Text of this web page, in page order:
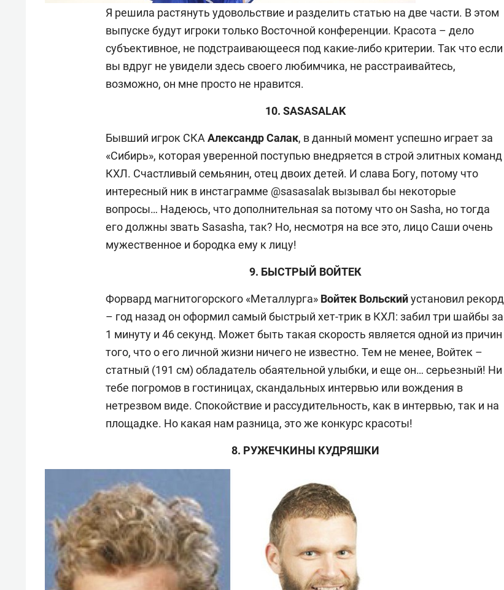
Я решила растянуть удовольствие и разделить статью на две части. В этом
выпуске будут игроки только Восточной конференции. Красота – дело
субъективное, не подстраивающееся под какие-либо критерии. Так что если
вы вдруг не увидели здесь своего любимчика, не расстраивайтесь,
возможно, он мне просто не нравится.
10. SASASALAK
Бывший игрок СКА Александр Салак, в данный момент успешно играет за
«Сибирь», которая уверенной поступью внедряется в строй элитных команд
КХЛ. Счастливый семьянин, отец двоих детей. И слава Богу, потому что
интересный ник в инстаграмме @sasasalak вызывал бы некоторые
вопросы… Надеюсь, что дополнительная sa потому что он Sasha, но тогда
его должны звать Sasasha, так? Но, несмотря на все это, лицо Саши очень
мужественное и бородка ему к лицу!
9. БЫСТРЫЙ ВОЙТЕК
Форвард магнитогорского «Металлурга» Войтек Вольскийустановил рекорд
– год назад он оформил самый быстрый хет-трик в КХЛ: забил три шайбы за
1 минуту и 46 секунд. Может быть такая скорость является одной из причин
того, что о его личной жизни ничего не известно. Тем не менее, Войтек –
статный (191 см) обладатель обаятельной улыбки, и еще он… серьезный! Ни
тебе погромов в гостиницах, скандальных интервью или вождения в
нетрезвом виде. Спокойствие и рассудительность, как в интервью, так и на
площадке. Но какая нам разница, это же конкурс красоты!
8. РУЖЕЧКИНЫ КУДРЯШКИ